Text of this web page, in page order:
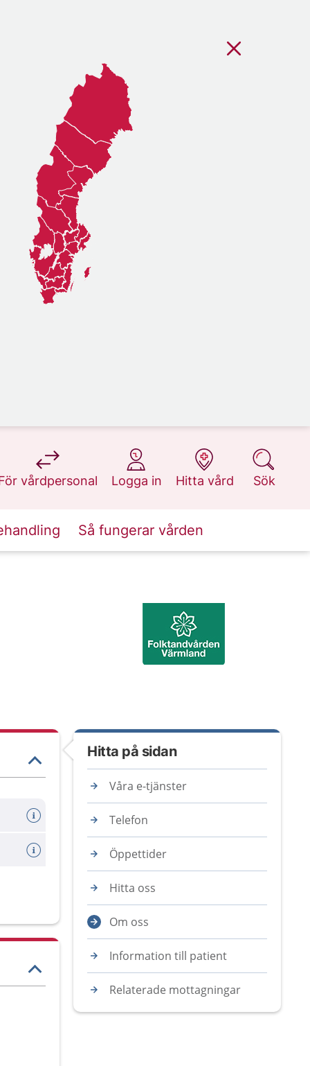
vårdpersonal
på 1177.se
Logga in
på 1177.se
Hitta vård
på 1177.se
Sök
på 1177.se
Så fungerar vården
Hitta på sidan
Våra e-tjänster
Telefon
Öppettider
Hitta oss
Om oss
Information till patient
Relaterade mottagningar